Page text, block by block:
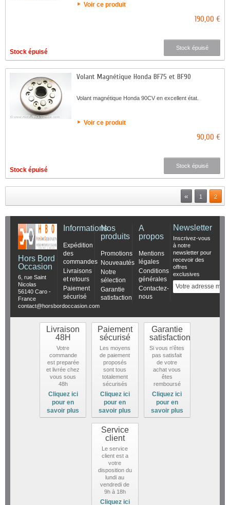
Voir ce produit
190,00 €
Stock épuisé
Stock épuisé
Volant Magnétique Honda BF75 et BF90
Volant magnétique Honda 90CV en excellent état.
Voir ce produit
90,00 €
Stock épuisé
Stock épuisé
« 1 2
Hors Bord
Occasion
6, rue Saint
Nicolas
56140 Caro -
France
contact@horsbordoccasion.com
Informations
Expédition
des
commandes
Livraisons
et retours
Paiement
sécurisé
Nos
produits
Promotions
Nouveautés
Notre
sélection
Garantie
satisfaction
A
propos
Mentions
légales
Conditions
générales
Contactez-
nous
Newsletter
Inscrivez-vous
à notre
newsletter pour
recevoir des
offres
exclusives
Livraison
48H
Votre
commande
est preparée
et livrée chez
vous sous
48h
Cliquez ici
pour en
savoir plus
Paiement
sécurisé
Les moyens
de paiement
proposés
sont tous
totalement
sécurisés
Cliquez ici
pour en
savoir plus
Garantie
satisfaction
Si vous n'êtes
pas satisfait
de votre
achat vous
êtes
remboursé
Cliquez ici
pour en
savoir plus
Service
client
Le service
client est a
votre
disposition du
lundi au
vendredi de
9h à 18h
Cliquez ici